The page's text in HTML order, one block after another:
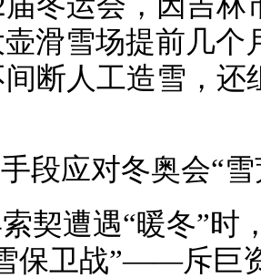
滑雪场提前几个
间断人工造雪，
段应对冬奥会“
契遭遇“暖冬”时
保卫战”——斥巨